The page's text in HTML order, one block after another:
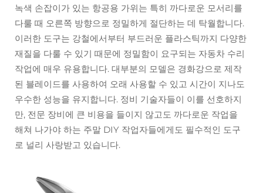
녹색 손잡이가 있는 항공용 가위는 특히 까다로운 모서리를
다룰 때 오른쪽 방향으로 정밀하게 절단하는 데 탁월합니다.
이러한 도구는 강철에서부터 부드러운 플라스틱까지 다양한
재질을 다룰 수 있기 때문에 정밀함이 요구되는 자동차 수리
작업에 매우 유용합니다. 대부분의 모델은 경화강으로 제작
된 블레이드를 사용하여 오래 사용할 수 있고 시간이 지나도
우수한 성능을 유지합니다. 정비 기술자들이 이를 선호하지
만, 전문 장비에 큰 비용을 들이지 않고도 까다로운 작업을
해쳐 나가야 하는 주말 DIY 작업자들에게도 필수적인 도구
로 널리 사랑받고 있습니다.